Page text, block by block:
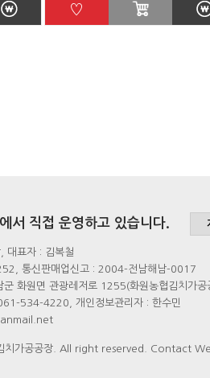
♡
서 직접 운영하고 있습니다.
대표자 : 김복철
통신판매업신고 : 2004-전남해남-0017
군 화원면 관광레저로 1255(화원농협김치가공
534-4220, 개인정보관리자 : 한수민
치가공공장. All right reserved. Contact